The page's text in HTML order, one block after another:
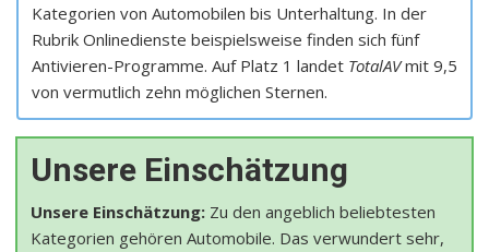
Kategorien von Automobilen bis Unterhaltung. In der
Rubrik Onlinedienste beispielsweise finden sich fünf
Antivieren-Programme. Auf Platz 1 landet TotalAVmit 9,5
von vermutlich zehn möglichen Sternen.
Unsere Einschätzung
Unsere Einschätzung: Zu den angeblich beliebtesten
Kategorien gehören Automobile. Das verwundert sehr,